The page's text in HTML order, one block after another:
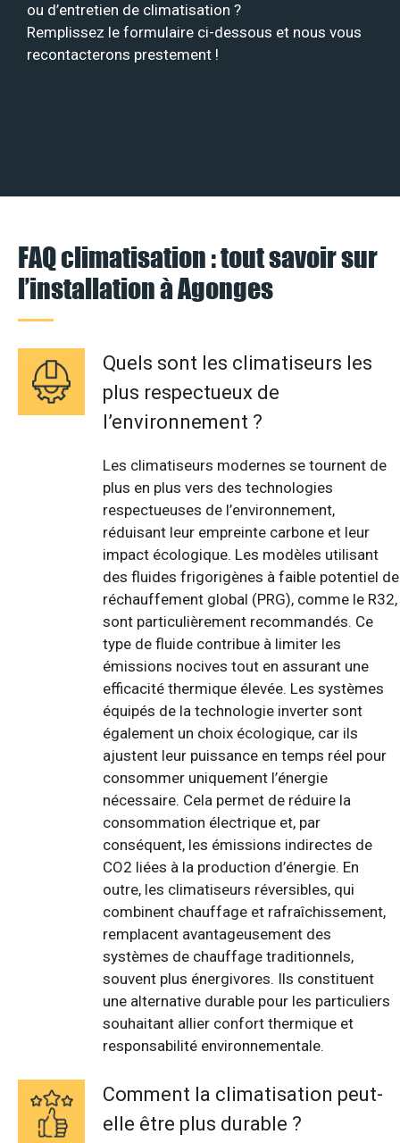
ou d’entretien de climatisation ?
Remplissez le formulaire ci-dessous et nous vous
recontacterons prestement !
FAQ climatisation : tout savoir sur
l’installation à Agonges
Quels sont les climatiseurs les
plus respectueux de
l’environnement ?
Les climatiseurs modernes se tournent de
plus en plus vers des technologies
respectueuses de l’environnement,
réduisant leur empreinte carbone et leur
impact écologique. Les modèles utilisant
des fluides frigorigènes à faible potentiel de
réchauffement global (PRG), comme le R32,
sont particulièrement recommandés. Ce
type de fluide contribue à limiter les
émissions nocives tout en assurant une
efficacité thermique élevée. Les systèmes
équipés de la technologie inverter sont
également un choix écologique, car ils
ajustent leur puissance en temps réel pour
consommer uniquement l’énergie
nécessaire. Cela permet de réduire la
consommation électrique et, par
conséquent, les émissions indirectes de
CO2 liées à la production d’énergie. En
outre, les climatiseurs réversibles, qui
combinent chauffage et rafraîchissement,
remplacent avantageusement des
systèmes de chauffage traditionnels,
souvent plus énergivores. Ils constituent
une alternative durable pour les particuliers
souhaitant allier confort thermique et
responsabilité environnementale.
Comment la climatisation peut-
elle être plus durable ?